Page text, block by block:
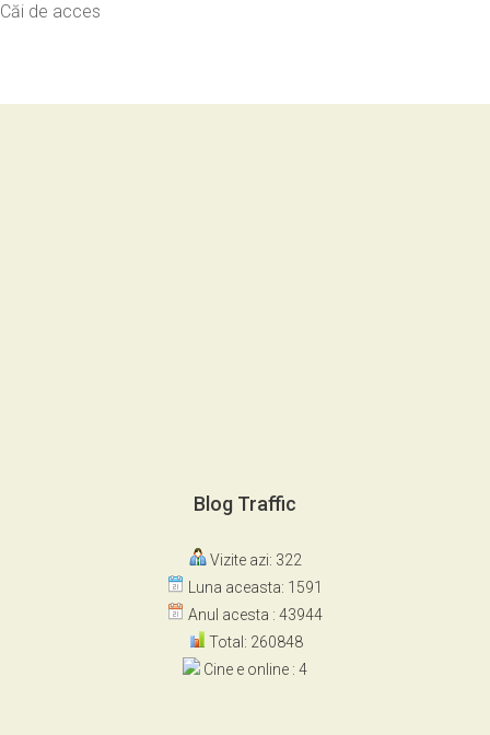
Căi de acces
Blog Traffic
Vizite azi: 322
Luna aceasta: 1591
Anul acesta : 43944
Total: 260848
Cine e online : 4